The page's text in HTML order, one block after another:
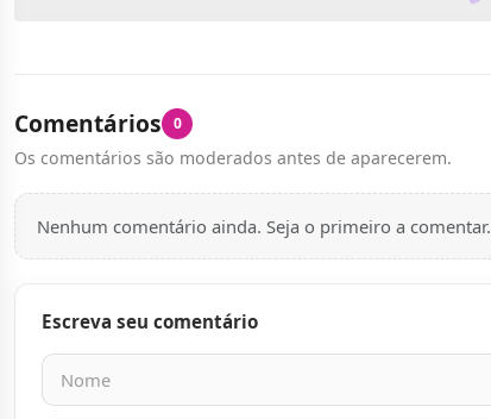
Comentários 0
Os comentários são moderados antes de aparecerem.
Nenhum comentário ainda. Seja o primeiro a comentar.
Escreva seu comentário
Nome
E-mail